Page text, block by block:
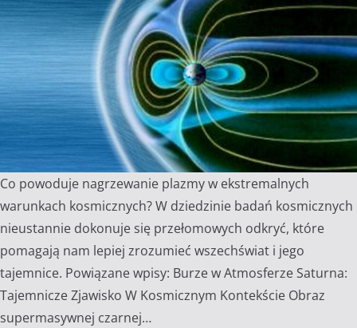
Co powoduje nagrzewanie plazmy w ekstremalnych
warunkach kosmicznych? W dziedzinie badań kosmicznych
nieustannie dokonuje się przełomowych odkryć, które
pomagają nam lepiej zrozumieć wszechświat i jego
tajemnice. Powiązane wpisy: Burze w Atmosferze Saturna:
Tajemnicze Zjawisko W Kosmicznym Kontekście Obraz
supermasywnej czarnej…